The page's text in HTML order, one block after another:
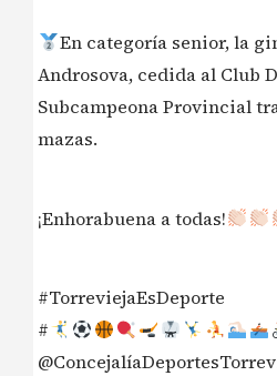
En categoría senior, la
Androsova, cedida al Club
Subcampeona Provincial
mazas.
¡Enhorabuena a todas!
#TorreviejaEsDeporte
#